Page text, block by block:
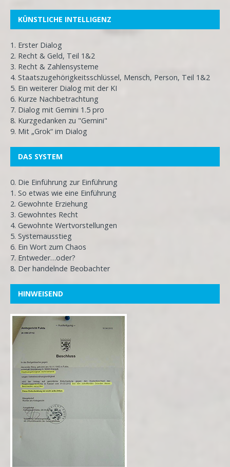
KÜNSTLICHE INTELLIGENZ
1. Erster Dialog
2. Recht & Geld, Teil 1&2
3. Recht & Zahlensysteme
4. Staatszugehörigkeitsschlüssel, Mensch, Person, Teil 1&2
5. Ein weiterer Dialog mit der KI
6. Kurze Nachbetrachtung
7. Dialog mit Gemini 1.5 pro
8. Kurzgedanken zu "Gemini"
9. Mit „Grok“ im Dialog
DAS SYSTEM
0. Die Einführung zur Einführung
1. So etwas wie eine Einführung
2. Gewohnte Erziehung
3. Gewohntes Recht
4. Gewohnte Wertvorstellungen
5. Systemausstieg
6. Ein Wort zum Chaos
7. Entweder…oder?
8. Der handelnde Beobachter
HINWEISEND